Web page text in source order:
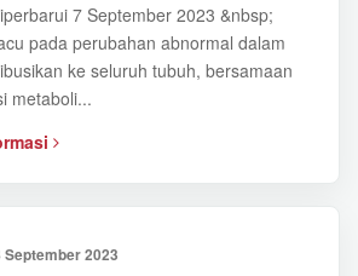
7 September 2023 &nbsp;
pada perubahan abnormal dalam
ke seluruh tubuh, bersamaan
metaboli...
September 2023